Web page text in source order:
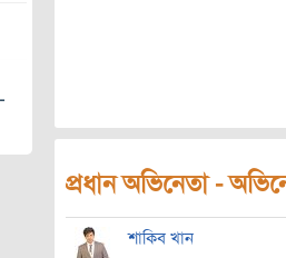
প্রধান অভিনেতা -
শাকিব খান